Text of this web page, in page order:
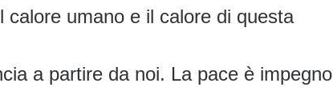
umano e il calore di questa
a partire da noi. La pace è impegno